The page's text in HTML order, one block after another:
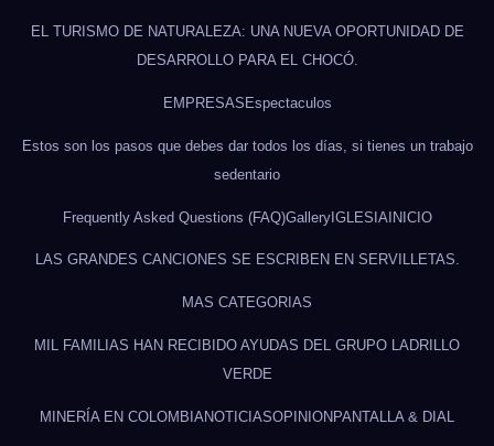
EL TURISMO DE NATURALEZA: UNA NUEVA OPORTUNIDAD DE
DESARROLLO PARA EL CHOCÓ.
EMPRESAS Espectaculos
Estos son los pasos que debes dar todos los días, si tienes un trabajo
sedentario
Frequently Asked Questions (FAQ)GalleryIGLESIAINICIO
LAS GRANDES CANCIONES SE ESCRIBEN EN SERVILLETAS.
MAS CATEGORIAS
MIL FAMILIAS HAN RECIBIDO AYUDAS DEL GRUPO LADRILLO
VERDE
MINERÍA EN COLOMBIANOTICIASOPINIONPANTALLA & DIAL